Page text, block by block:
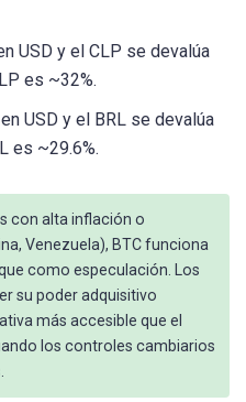
USD y el CLP se devalúa
es ~32%.
USD y el BRL se devalúa
es ~29.6%.
con alta inflación o
Venezuela), BTC funciona
como especulación. Los
su poder adquisitivo
más accesible que el
los controles cambiarios